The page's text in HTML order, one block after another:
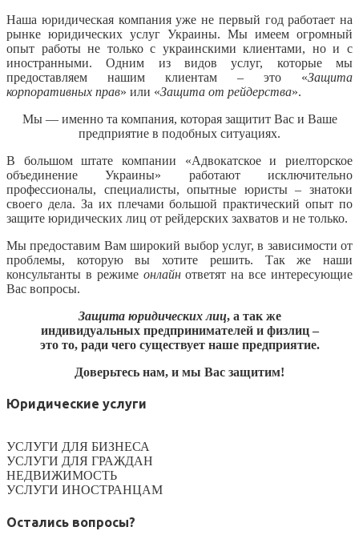
Наша юридическая компания уже не первый год работает на
рынке юридических услуг Украины. Мы имеем огромный
опыт работы не только с украинскими клиентами, но и с
иностранными. Одним из видов услуг, которые мы
предоставляем нашим клиентам – это «Защита
корпоративных прав» или «Защита от рейдерства».
Мы — именно та компания, которая защитит Вас и Ваше
предприятие в подобных ситуациях.
В большом штате компании «Адвокатское и риелторское
объединение Украины» работают исключительно
профессионалы, специалисты, опытные юристы – знатоки
своего дела. За их плечами большой практический опыт по
защите юридических лиц от рейдерских захватов и не только.
Мы предоставим Вам широкий выбор услуг, в зависимости от
проблемы, которую вы хотите решить. Так же наши
консультанты в режиме онлайнответят на все интересующие
Вас вопросы.
Защита юридических лиц, а так же
индивидуальных предпринимателей и физлиц –
это то, ради чего существует наше предприятие.
Доверьтесь нам, и мы Вас защитим!
Юридические услуги
УСЛУГИ ДЛЯ БИЗНЕСА
УСЛУГИ ДЛЯ ГРАЖДАН
НЕДВИЖИМОСТЬ
УСЛУГИ ИНОСТРАНЦАМ
Остались вопросы?